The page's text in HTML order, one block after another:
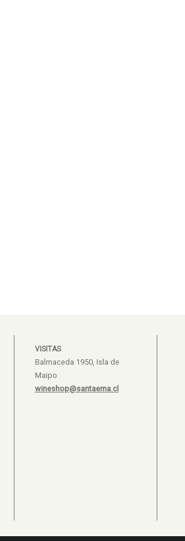
VISITAS
Balmaceda 1950, Isla de
Maipo
wineshop@santaema.cl